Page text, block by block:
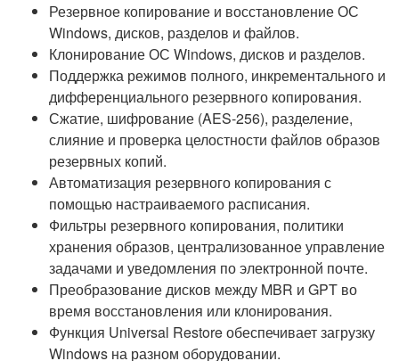
Резервное копирование и восстановление ОС
Windows, дисков, разделов и файлов.
Клонирование ОС Windows, дисков и разделов.
Поддержка режимов полного, инкрементального и
дифференциального резервного копирования.
Сжатие, шифрование (AES-256), разделение,
слияние и проверка целостности файлов образов
резервных копий.
Автоматизация резервного копирования с
помощью настраиваемого расписания.
Фильтры резервного копирования, политики
хранения образов, централизованное управление
задачами и уведомления по электронной почте.
Преобразование дисков между MBR и GPT во
время восстановления или клонирования.
Функция Universal Restore обеспечивает загрузку
Windows на разном оборудовании.